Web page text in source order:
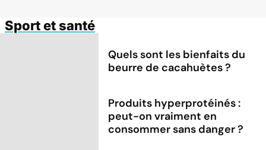
Sport et santé
Quels sont les bienfaits du
beurre de cacahuètes ?
Produits hyperprotéinés :
peut-on vraiment en
consommer sans danger ?